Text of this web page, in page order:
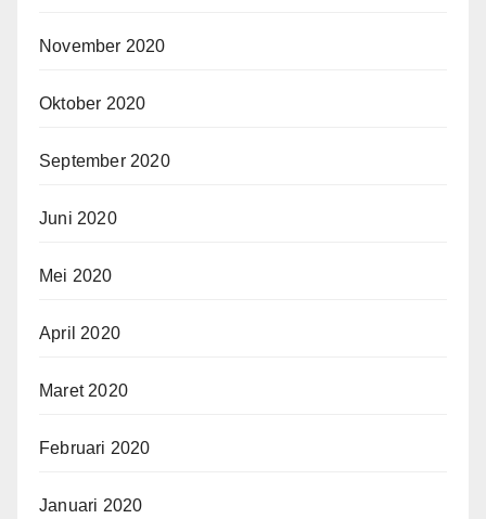
November 2020
Oktober 2020
September 2020
Juni 2020
Mei 2020
April 2020
Maret 2020
Februari 2020
Januari 2020